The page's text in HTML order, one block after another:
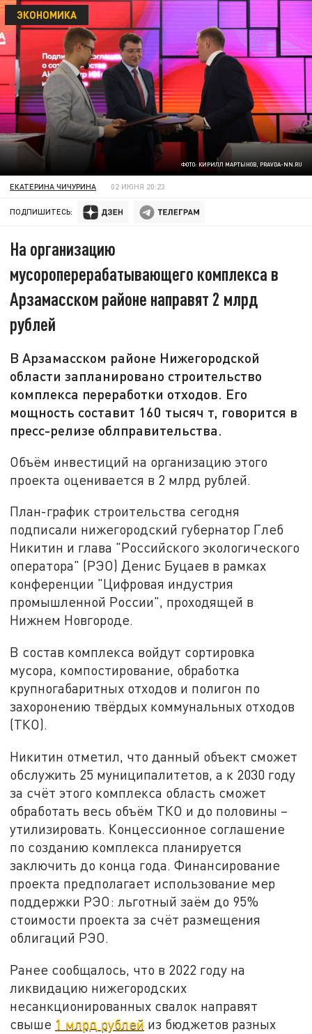
ФОТО: КИРИЛЛ МАРТЫНОВ, PRAVDA-NN.RU
ЭКОНОМИКА
ЕКАТЕРИНА ЧИЧУРИНА 02 ИЮНЯ 20:23
ПОДПИШИТЕСЬ:
На организацию
мусороперерабатывающего комплекса в
Арзамасском районе направят 2 млрд
рублей
В Арзамасском районе Нижегородской
области запланировано строительство
комплекса переработки отходов. Его
мощность составит 160 тысяч т, говорится в
пресс-релизе облправительства.
Объём инвестиций на организацию этого
проекта оценивается в 2 млрд рублей.
План-график строительства сегодня
подписали нижегородский губернатор Глеб
Никитин и глава "Российского экологического
оператора" (РЭО) Денис Буцаев в рамках
конференции "Цифровая индустрия
промышленной России", проходящей в
Нижнем Новгороде.
В состав комплекса войдут сортировка
мусора, компостирование, обработка
крупногабаритных отходов и полигон по
захоронению твёрдых коммунальных отходов
(ТКО).
Никитин отметил, что данный объект сможет
обслужить 25 муниципалитетов, а к 2030 году
за счёт этого комплекса область сможет
обработать весь объём ТКО и до половины –
утилизировать. Концессионное соглашение
по созданию комплекса планируется
заключить до конца года. Финансирование
проекта предполагает использование мер
поддержки РЭО: льготный заём до 95%
стоимости проекта за счёт размещения
облигаций РЭО.
Ранее сообщалось, что в 2022 году на
ликвидацию нижегородских
несанкционированных свалок направят
свыше 1 млрд рублей из бюджетов разных